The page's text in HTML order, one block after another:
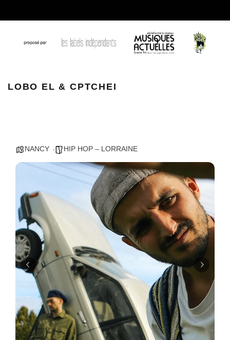
LOBO EL & CPTCHEI
NANCY HIP HOP – LORRAINE